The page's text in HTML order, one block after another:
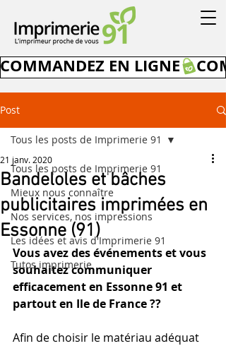
COMMANDEZ EN LIGNE
Post
Tous les posts de Imprimerie 91
Mieux nous connaître
Nos services, nos impressions
Les idées et avis d'Imprimerie 91
Tutos imprimerie
Tous les posts de Imprimerie 91
Bandeloles et bâches
publicitaires imprimées en
Essonne (91)
21 janv. 2020
Vous avez des événements et vous
souhaitez communiquer
efficacement en Essonne 91 et
partout en Ile de France ??
Afin de choisir le matériau adéquat